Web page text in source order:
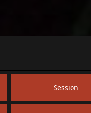
Session